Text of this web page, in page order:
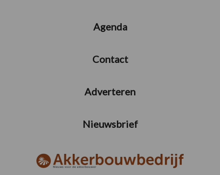
Agenda
Contact
Adverteren
Nieuwsbrief